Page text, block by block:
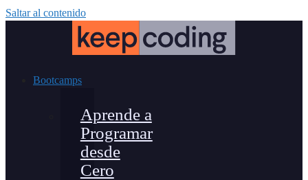
Saltar al contenido
Bootcamps
Aprende a
Programar
desde
Cero